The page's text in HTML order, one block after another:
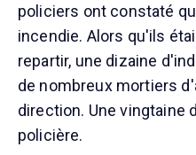
policiers ont constaté
incendie. Alors qu'ils
repartir, une dizaine
de nombreux mortiers
direction. Une vingtaine
policière.